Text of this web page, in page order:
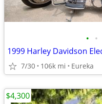
• •
7/30 106k mi Eureka
$4,300